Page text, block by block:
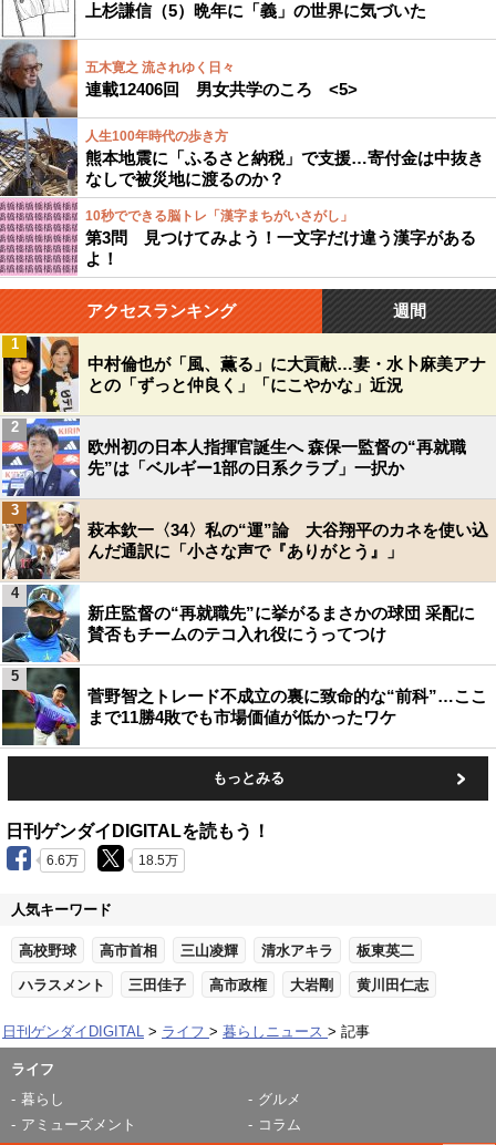
上杉謙信（5）晩年に「義」の世界に気づいた
五木寛之 流されゆく日々
連載12406回 男女共学のころ <5>
人生100年時代の歩き方
熊本地震に「ふるさと納税」で支援…寄付金は中抜き
なしで被災地に渡るのか？
10秒でできる脳トレ「漢字まちがいさがし」
第3問 見つけてみよう！一文字だけ違う漢字がある
よ！
アクセスランキング 週間
中村倫也が「風、薫る」に大貢献…妻・水卜麻美アナ
との「ずっと仲良く」「にこやかな」近況
1
欧州初の日本人指揮官誕生へ 森保一監督の“再就職
先”は「ベルギー1部の日系クラブ」一択か
2
萩本欽一〈34〉私の“運”論 大谷翔平のカネを使い込
んだ通訳に「小さな声で『ありがとう』」
3
新庄監督の“再就職先”に挙がるまさかの球団 采配に
賛否もチームのテコ入れ役にうってつけ
4
菅野智之トレード不成立の裏に致命的な“前科”…ここ
まで11勝4敗でも市場価値が低かったワケ
5
もっとみる
日刊ゲンダイDIGITALを読もう！
6.6万 18.5万
人気キーワード
高校野球 高市首相 三山凌輝 清水アキラ 板東英二
ハラスメント 三田佳子 高市政権 大岩剛 黄川田仁志
日刊ゲンダイDIGITAL ライフ 暮らしニュース 記事
ライフ
暮らし
グルメ
アミューズメント
コラム